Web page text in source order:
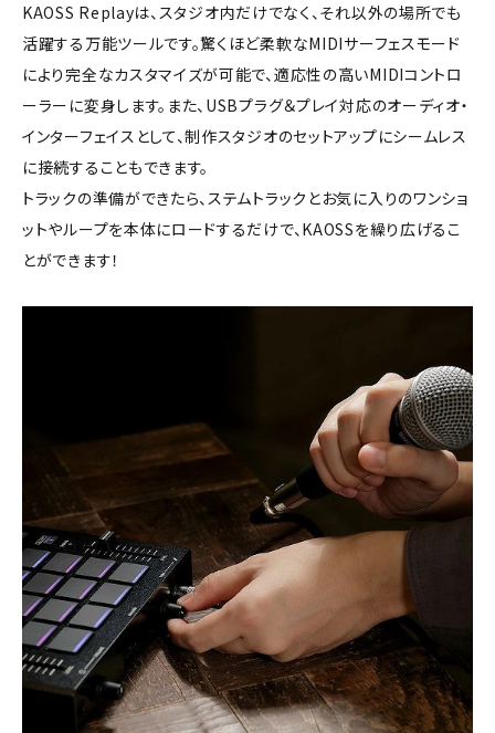
KAOSS Replayは、スタジオ内だけでなく、それ以外の場所でも
活躍する万能ツールです。驚くほど柔軟なMIDIサーフェスモード
により完全なカスタマイズが可能で、適応性の高いMIDIコントロ
ーラーに変身します。また、USBプラグ＆プレイ対応のオーディオ・
インターフェイスとして、制作スタジオのセットアップにシームレス
に接続することもできます。
トラックの準備ができたら、ステムトラックとお気に入りのワンショ
ットやループを本体にロードするだけで、KAOSSを繰り広げるこ
とができます！